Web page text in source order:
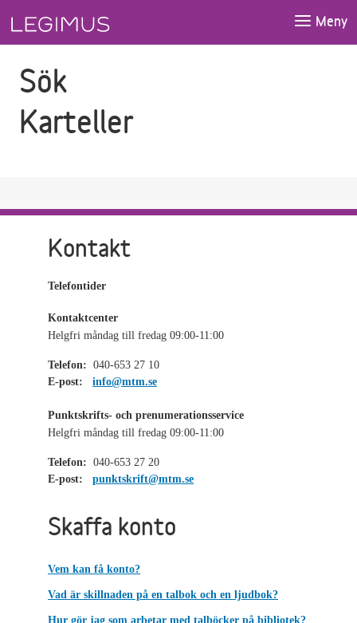
Meny
Sök
Karteller
Kontakt
Telefontider
Kontaktcenter
Helgfri måndag till fredag 09:00-11:00
Telefon: 040-653 27 10
E-post:
info@mtm.se
Punktskrifts- och prenumerationsservice
Helgfri måndag till fredag 09:00-11:00
Telefon: 040-653 27 20
E-post:
punktskrift@mtm.se
Skaffa konto
Vem kan få konto?
Vad är skillnaden på en talbok och en ljudbok?
Hur gör jag som arbetar med talböcker på bibliotek?